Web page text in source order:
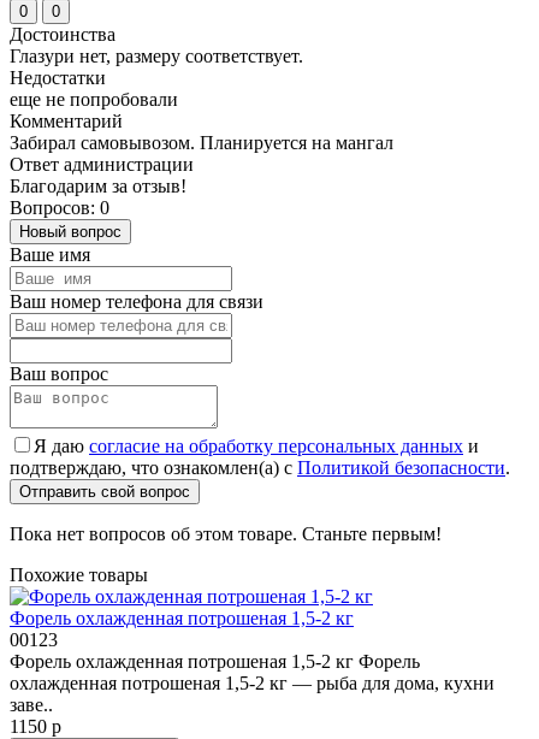
0 0
Достоинства
Глазури нет, размеру соответствует.
Недостатки
еще не попробовали
Комментарий
Забирал самовывозом. Планируется на мангал
Ответ администрации
Благодарим за отзыв!
Вопросов: 0
Новый вопрос
Ваше имя
Ваш номер телефона для связи
Ваш вопрос
Я даю согласие на обработку персональных данных и
подтверждаю, что ознакомлен(а) с Политикой безопасности.
Отправить свой вопрос
Пока нет вопросов об этом товаре. Станьте первым!
Похожие товары
Форель охлажденная потрошеная 1,5-2 кг
00123
Форель охлажденная потрошеная 1,5-2 кг Форель
охлажденная потрошеная 1,5-2 кг — рыба для дома, кухни
заве..
1150 р